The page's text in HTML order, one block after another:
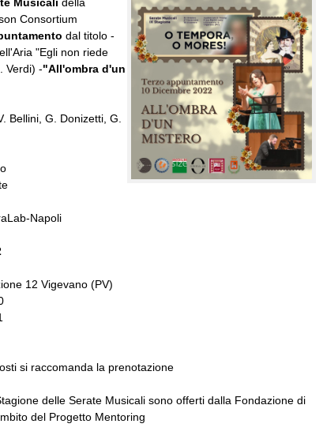
Consortium
dal titolo -
"Egli non riede
Verdi) -"All'ombra d'un
Bellini, G. Donizetti, G.
Napoli
12 Vigevano (PV)
si raccomanda la prenotazione
delle Serate Musicali sono offerti dalla Fondazione di
del Progetto Mentoring